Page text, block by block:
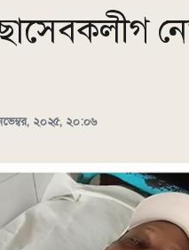
২০২৫, ২০:০৬